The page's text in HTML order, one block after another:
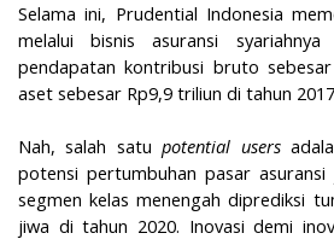
Selama ini, Prudential Indonesia
melalui bisnis asuransi syariahnya
pendapatan kontribusi bruto
aset sebesar Rp9,9 triliun di tahun
Nah, salah satupotential users
potensi pertumbuhan pasar
segmen kelas menengah diprediksi
jiwa di tahun 2020. Inovasi demi